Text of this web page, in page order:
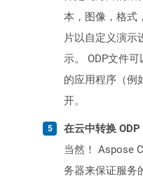
本，图像，格式
片以自定义演示
示。 ODP文件
的应用程序（例
开。
在云中转换 ODP
当然！ Aspose
务器来保证服务